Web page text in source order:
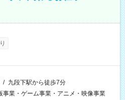
/ 九段下駅から徒歩7分
事業・ゲーム事業・アニメ・映像事業